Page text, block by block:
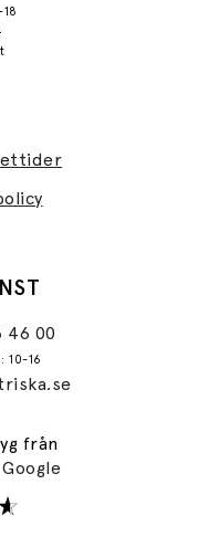
46 00
10-16
från
Google